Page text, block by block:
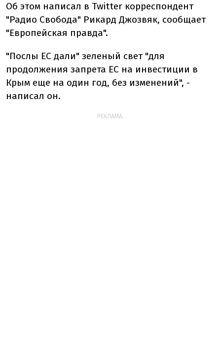
Об этом написал в Twitter корреспондент
"Радио Свобода" Рикард Джозвяк, сообщает
"Европейская правда".
"Послы ЕС дали" зеленый свет "для
продолжения запрета ЕС на инвестиции в
Крым еще на один год, без изменений", -
написал он.
РЕКЛАМА: